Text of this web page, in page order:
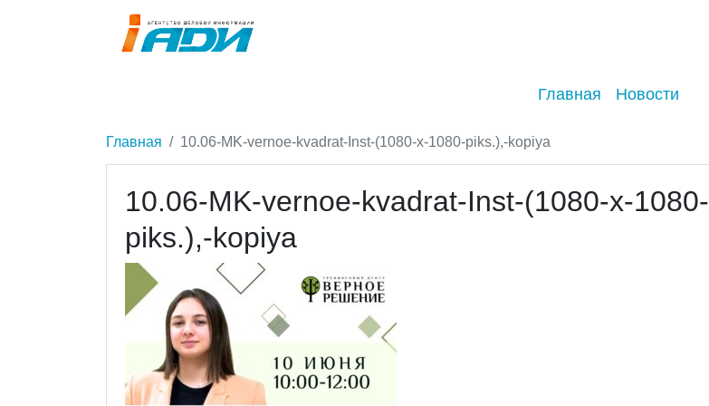
Главная Новости
Главная 10.06-MK-vernoe-kvadrat-Inst-(1080-x-1080-piks.),-kopiya
10.06-MK-vernoe-kvadrat-Inst-(1080-x-1080-
piks.),-kopiya